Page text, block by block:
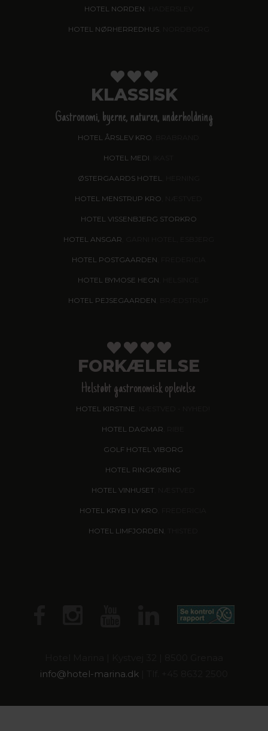
HOTEL NORDEN
HOTEL NØRHERREDHUS, NORDBORG
KLASSISK
Gastronomi, byerne, naturen, underholdning
HOTEL ÅRSLEV KRO
HOTEL MEDI
ØSTERGAARDS HOTEL, HERNING
HOTEL MENSTRUP KRO
HOTEL VISSENBJERG STORKRO
HOTEL ANSGAR
HOTEL POSTGAARDEN
HOTEL BYMOSE HEGN
HOTEL PEJSEGAARDEN
FORKÆLELSE
Helstøbt gastronomisk oplevelse
HOTEL KIRSTINE
HOTEL DAGMAR
GOLF HOTEL VIBORG
HOTEL RINGKØBING
HOTEL VINHUSET, NÆSTVED
HOTEL KRYB I LY KRO
HOTEL LIMFJORDEN
info@hotel-marina.dk